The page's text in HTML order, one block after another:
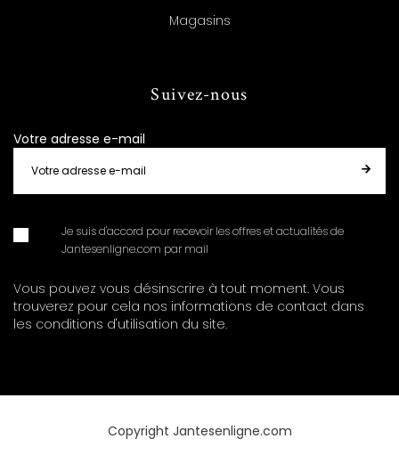
Magasins
Suivez-nous
Votre adresse e-mail
Je suis d'accord pour recevoir les offres et actualités de
Jantesenligne.com par mail
Vous pouvez vous désinscrire à tout moment. Vous
trouverez pour cela nos informations de contact dans
les conditions d'utilisation du site.
Copyright Jantesenligne.com